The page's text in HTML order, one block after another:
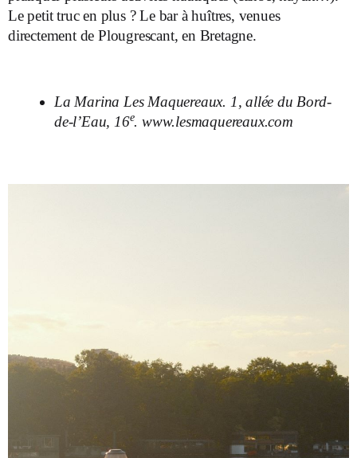
Le petit truc en plus ? Le bar à huîtres, venues
directement de Plougrescant, en Bretagne.
La Marina Les Maquereaux. 1, allée du Bord-
de-l’Eau, 16e.www.lesmaquereaux.com